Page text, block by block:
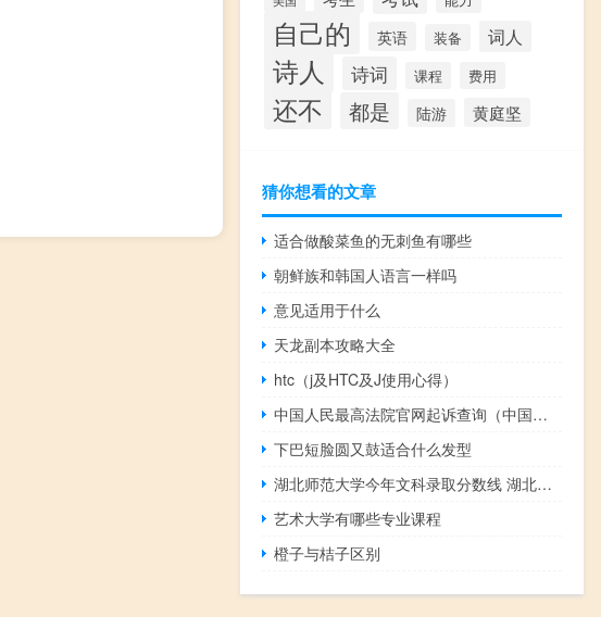
自己的 英语 装备 词人
诗人 诗词 课程 费用
还不 都是 陆游 黄庭坚
猜你想看的文章
适合做酸菜鱼的无刺鱼有哪些
朝鲜族和韩国人语言一样吗
意见适用于什么
天龙副本攻略大全
htc（j及HTC及J使用心得）
中国人民最高法院官网起诉查询（中国人民最高法院官网）
下巴短脸圆又鼓适合什么发型
湖北师范大学今年文科录取分数线 湖北师范学院录取分数线
艺术大学有哪些专业课程
橙子与桔子区别